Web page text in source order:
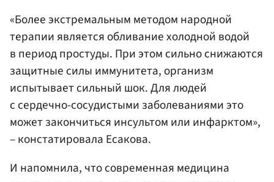
«Более экстремальным методом народной
терапии является обливание холодной водой
в период простуды. При этом сильно снижаются
защитные силы иммунитета, организм
испытывает сильный шок. Для людей
с сердечно-сосудистыми заболеваниями это
может закончиться инсультом или инфарктом»,
– констатировала Есакова.
И напомнила, что современная медицина